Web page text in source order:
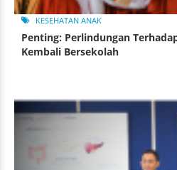
KESEHATAN ANAK
Penting: Perlindungan
Kembali Bersekolah